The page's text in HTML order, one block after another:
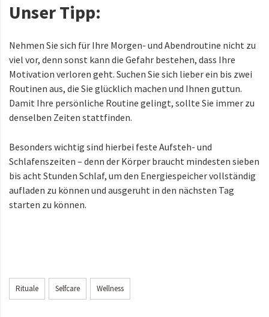
Unser Tipp:
Nehmen Sie sich für Ihre Morgen- und Abendroutine nicht zu
viel vor, denn sonst kann die Gefahr bestehen, dass Ihre
Motivation verloren geht. Suchen Sie sich lieber ein bis zwei
Routinen aus, die Sie glücklich machen und Ihnen guttun.
Damit Ihre persönliche Routine gelingt, sollte Sie immer zu
denselben Zeiten stattfinden.
Besonders wichtig sind hierbei feste Aufsteh- und
Schlafenszeiten – denn der Körper braucht mindesten sieben
bis acht Stunden Schlaf, um den Energiespeicher vollständig
aufladen zu können und ausgeruht in den nächsten Tag
starten zu können.
Rituale Selfcare Wellness